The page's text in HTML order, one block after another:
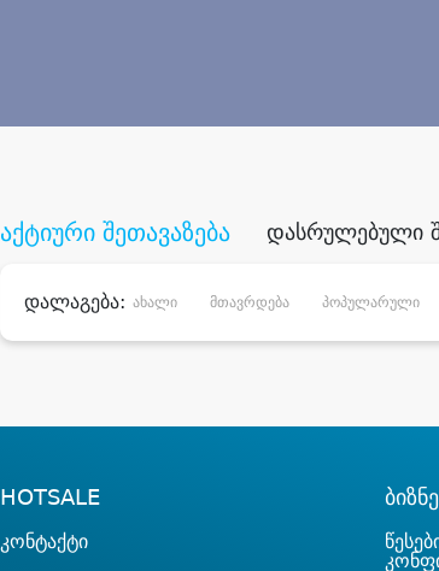
აქტიური შეთავაზება დასრულებული
დალაგება: ახალი მთავრდება პოპულარული
HOTSALE
კონტაქტი